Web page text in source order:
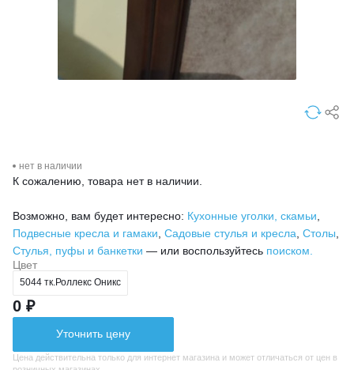
нет в наличии
К сожалению, товара нет в наличии.
Возможно, вам будет интересно: Кухонные уголки, скамьи
Подвесные кресла и гамаки Садовые стулья и кресла Столы
Стулья, пуфы и банкетки — или воспользуйтесь поиском.
Цвет
5044 тк.Роллекс Оникс
0 ₽
Уточнить цену
Цена действительна только для интернет магазина и может отличаться от цен в